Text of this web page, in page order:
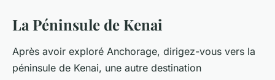
La Péninsule de Kenai
Après avoir exploré Anchorage, dirigez-vous vers la
péninsule de Kenai, une autre destination